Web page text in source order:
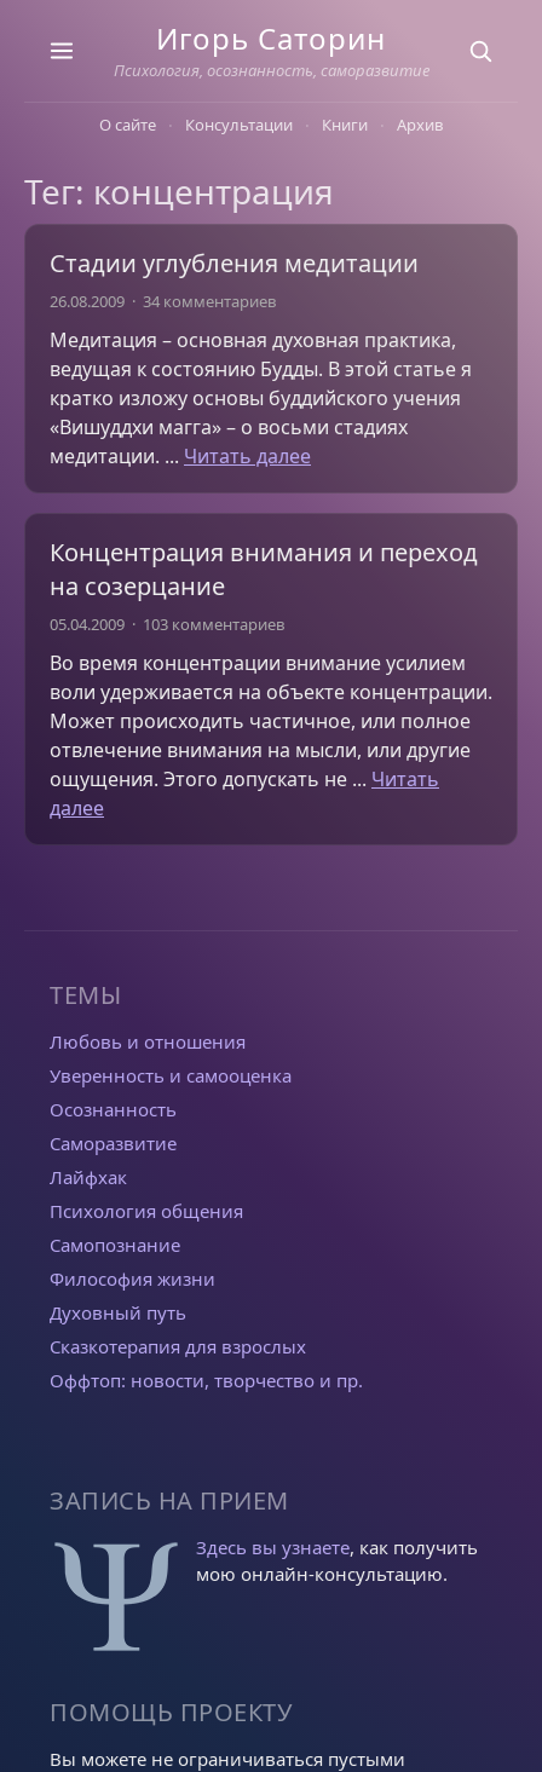
Игорь Саторин
Психология, осознанность, саморазвитие
О сайте Консультации Книги Архив
Тег: концентрация
Стадии углубления медитации
26.08.2009 34 комментариев
Медитация – основная духовная практика,
ведущая к состоянию Будды. В этой статье я
кратко изложу основы буддийского учения
«Вишуддхи магга» – о восьми стадиях
медитации. ... Читать далее
Концентрация внимания и переход
на созерцание
05.04.2009 103 комментариев
Во время концентрации внимание усилием
воли удерживается на объекте концентрации.
Может происходить частичное, или полное
отвлечение внимания на мысли, или другие
ощущения. Этого допускать не ... Читать
далее
ТЕМЫ
Любовь и отношения
Уверенность и самооценка
Осознанность
Саморазвитие
Лайфхак
Психология общения
Самопознание
Философия жизни
Духовный путь
Сказкотерапия для взрослых
Оффтоп: новости, творчество и пр.
ЗАПИСЬ НА ПРИЕМ
Здесь вы узнаете, как получить
мою онлайн-консультацию.
ПОМОЩЬ ПРОЕКТУ
Вы можете не ограничиваться пустыми